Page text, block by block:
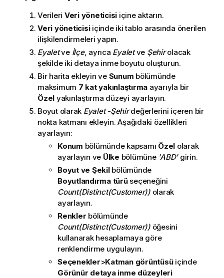
Verileri Veri yöneticisi içine aktarın.
Veri yöneticisiiçinde iki tablo arasında önerilen
ilişkilendirmeleri yapın.
Eyaletve İlçe, ayrıca Eyaletve Şehirolacak
şekilde iki detaya inme boyutu oluşturun.
Bir harita ekleyin ve Sunum bölümünde
maksimum 7 kat yakınlaştırma ayarıyla bir
Özel yakınlaştırma düzeyi ayarlayın.
Boyut olarak Eyalet -Şehirdeğerlerini içeren bir
nokta katmanı ekleyin. Aşağıdaki özellikleri
ayarlayın:
Konum bölümünde kapsamı Özel olarak
ayarlayın ve Ülke bölümüne 'ABD'girin.
Boyut ve Şekilbölümünde
Boyutlandırma türüseçeneğini
Count(Distinct(Customer))olarak
ayarlayın.
Renkler bölümünde
Count(Distinct(Customer))öğesini
kullanarak hesaplamaya göre
renklendirme uygulayın.
Seçenekler>Katman görüntüsüiçinde
Görünür detaya inme düzeyleri